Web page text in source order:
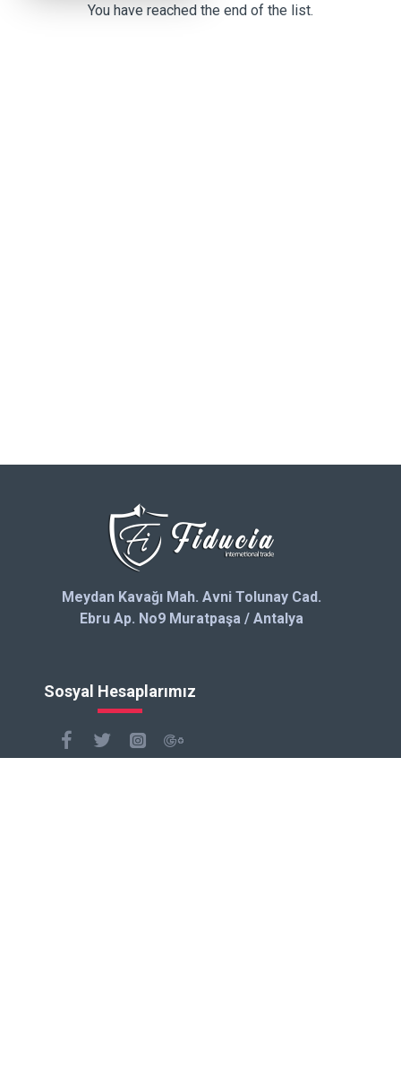
You have reached the end of the list.
Meydan Kavağı Mah. Avni Tolunay Cad.
Ebru Ap. No9 Muratpaşa / Antalya
Sosyal Hesaplarımız